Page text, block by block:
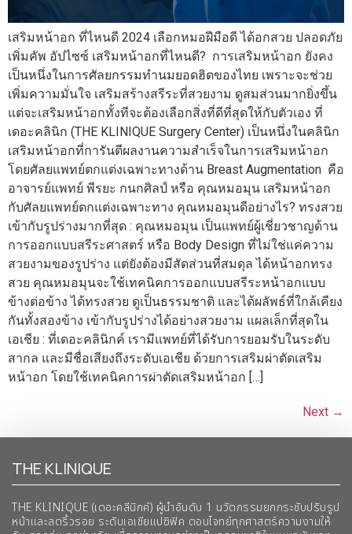
เสริมหน้าอก ที่ไหนดี 2024 เลือกหมอฝีมือดี ได้อกสวย ปลอดภัย
เพิ่มคัพ อัปไซซ์ เสริมหน้าอกที่ไหนดี? การเสริมหน้าอก ยังคง
เป็นหนึ่งในการศัลยกรรมทำนมยอดฮิตของไทย เพราะจะช่วย
เพิ่มความมั่นใจ เสริมสร้างสรีระที่สวยงาม ดูสมส่วนมากยิ่งขึ้น
แต่จะเสริมหน้าอกทั้งทีจะต้องเลือกสิ่งที่ดีที่สุดให้กับตัวเอง ที่
เดอะคลินิก (THE KLINIQUE Surgery Center) เป็นหนึ่งในคลินิก
เสริมหน้าอกที่การันตีผลงานความสำเร็จในการเสริมหน้าอก
โดยศัลยแพทย์ตกแต่งเฉพาะทางด้าน Breast Augmentation คือ
อาจารย์แพทย์ พีรยะ กนกศิลป์ หรือ คุณหมอมุน เสริมหน้าอก
กับศัลยแพทย์ตกแต่งเฉพาะทาง คุณหมอมุนดีอย่างไร? ทรงสวย
เข้ากับรูปร่างมากที่สุด : คุณหมอมุน เป็นแพทย์ผู้เชี่ยวชาญด้าน
การออกแบบสรีระศาสตร์ หรือ Body Design ที่ไม่ใช่แค่ความ
สวยงามของรูปร่าง แต่ยังต้องมีสัดส่วนที่สมดุล ได้หน้าอกทรง
สวย คุณหมอมุนจะใช้เทคนิคการออกแบบสรีระหน้าอกแบบ
ข้างต่อข้าง ได้ทรงสวย ดูเป็นธรรมชาติ และได้ผลัพธ์ที่ใกล้เคียง
กันทั้งสองข้าง เข้ากับรูปร่างได้อย่างสวยงาม แผลเล็กที่สุดใน
เอเชีย : ที่เดอะคลินิกค์ เรามีแพทย์ที่ได้รับการยอมรับในระดับ
สากล และมีชื่อเสียงถึงระดับเอเชีย ด้วยการเสริมผ่าตัดเสริม
หน้าอก โดยใช้เทคนิคการผ่าตัดเสริมหน้าอก […]
Next →
THE KLINIQUE
THE KLINIQUE (เดอะคลีนิกค์) ผู้นำอันดับ 1 นวัตกรรมยกกระชับปรับรูป
หน้าและลดริ้วรอย ระดับเอเชียแปซิฟิค ตอบโจทย์ทุกศาสตร์ความงามให้